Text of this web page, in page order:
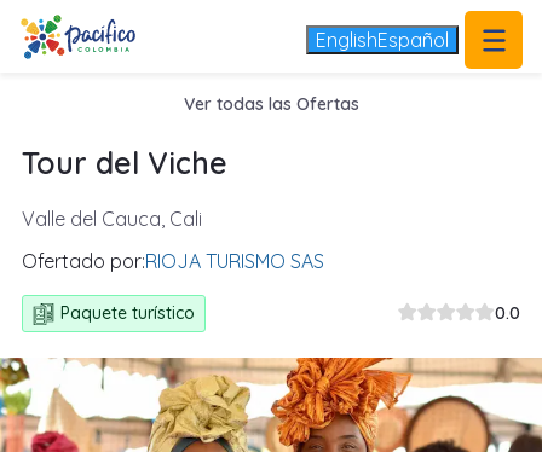
EnglishEspañol
.
Ver todas las Ofertas
Tour del Viche
Valle del Cauca, Cali
Ofertado por:RIOJA TURISMO SAS
Paquete turístico 0.0